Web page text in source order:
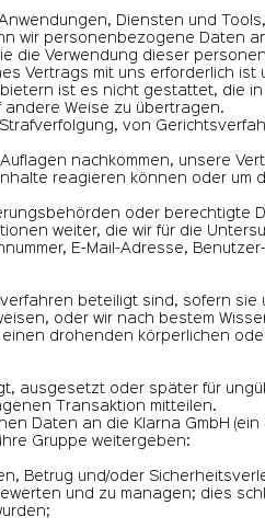
Diensten und
wir personenbezogene Daten
die Verwendung dieser
Vertrags mit uns erforderlich
ist es nicht gestattet, die
Weise zu übertragen.
von
nachkommen, unsere
reagieren können oder um
oder
weiter, die wir für die
E-Mail-Adresse,
beteiligt sind, sofern
oder wir nach bestem
einen drohenden körperlichen
ausgesetzt oder später für
Transaktion mitteilen.
Daten an die Klarna GmbH
Gruppe weitergeben:
Betrug und/oder
und zu managen; dies